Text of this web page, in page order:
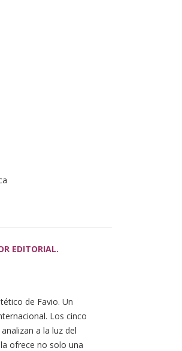
EDITORIAL.
de Favio. Un
Los cinco
a la luz del
ofrece no solo una